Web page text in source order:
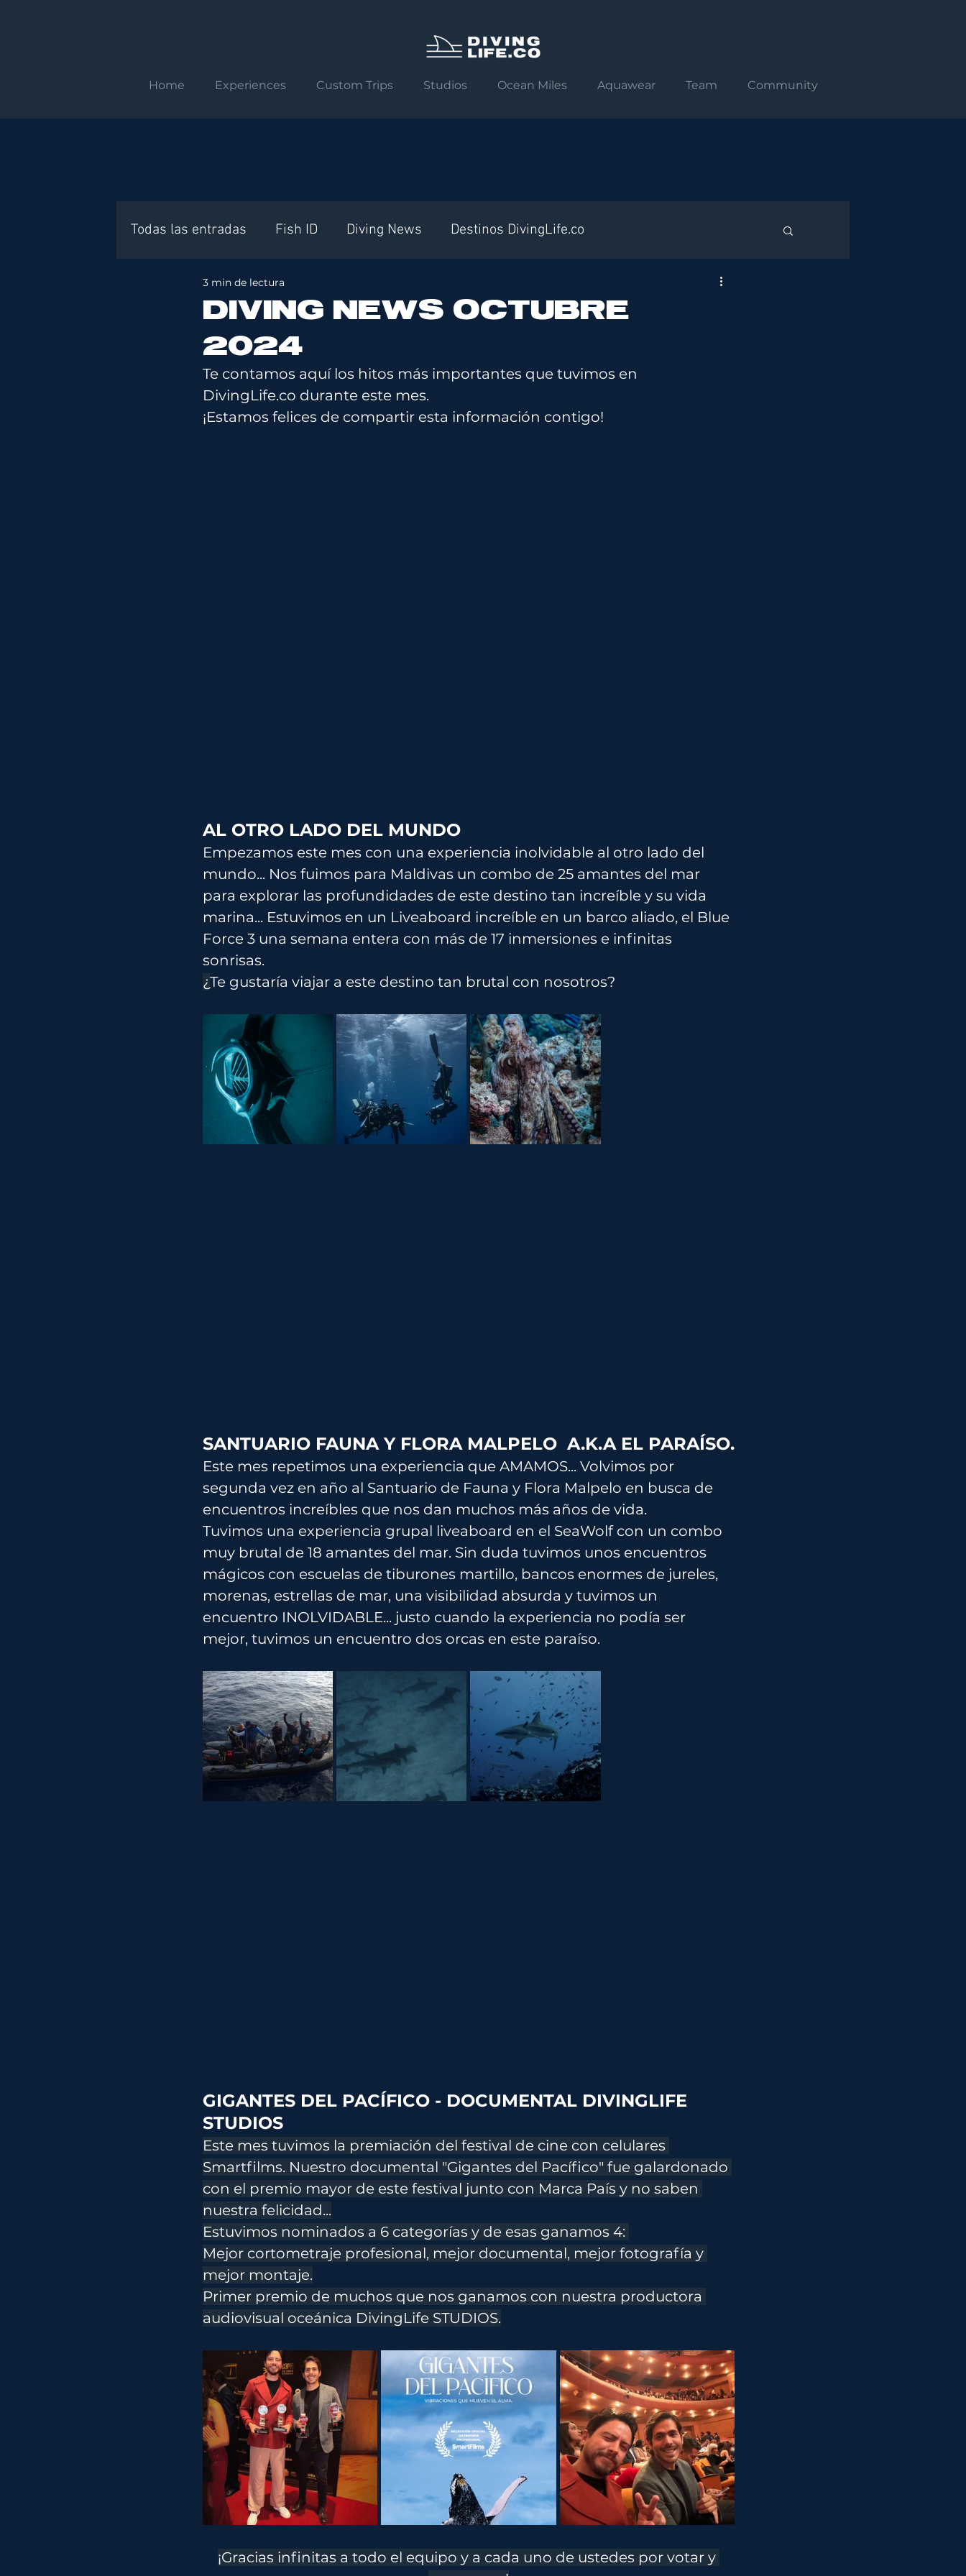
Home Experiences Custom Trips Studios Ocean Miles Aquawear Team Community
Todas las entradas Fish ID Diving News Destinos DivingLife.co
Requisitos internacionales
DIVING NEWS OCTUBRE
2024
3 min de lectura
Te contamos aquí los hitos más importantes que tuvimos en
DivingLife.co durante este mes.
¡Estamos felices de compartir esta información contigo!
AL OTRO LADO DEL MUNDO
Empezamos este mes con una experiencia inolvidable al otro lado del
mundo... Nos fuimos para Maldivas un combo de 25 amantes del mar
para explorar las profundidades de este destino tan increíble y su vida
marina... Estuvimos en un Liveaboard increíble en un barco aliado, el Blue
Force 3 una semana entera con más de 17 inmersiones e infinitas
sonrisas.
¿Te gustaría viajar a este destino tan brutal con nosotros?
SANTUARIO FAUNA Y FLORA MALPELO  A.K.A EL PARAÍSO.
Este mes repetimos una experiencia que AMAMOS... Volvimos por
segunda vez en año al Santuario de Fauna y Flora Malpelo en busca de
encuentros increíbles que nos dan muchos más años de vida.
Tuvimos una experiencia grupal liveaboard en el SeaWolf con un combo
muy brutal de 18 amantes del mar. Sin duda tuvimos unos encuentros
mágicos con escuelas de tiburones martillo, bancos enormes de jureles,
morenas, estrellas de mar, una visibilidad absurda y tuvimos un
encuentro INOLVIDABLE... justo cuando la experiencia no podía ser
mejor, tuvimos un encuentro dos orcas en este paraíso.
GIGANTES DEL PACÍFICO - DOCUMENTAL DIVINGLIFE
STUDIOS
Este mes tuvimos la premiación del festival de cine con celulares
Smartfilms. Nuestro documental "Gigantes del Pacífico" fue galardonado
con el premio mayor de este festival junto con Marca País y no saben
nuestra felicidad...
Estuvimos nominados a 6 categorías y de esas ganamos 4:
Mejor cortometraje profesional, mejor documental, mejor fotografía y
mejor montaje.
Primer premio de muchos que nos ganamos con nuestra productora
audiovisual oceánica DivingLife STUDIOS.
¡Gracias infinitas a todo el equipo y a cada uno de ustedes por votar y